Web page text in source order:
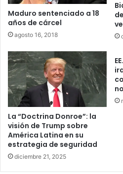
Maduro sentenciado a 18
años de cárcel
agosto 16, 2018
La “Doctrina Donroe”: la
visión de Trump sobre
América Latina en su
estrategia de seguridad
diciembre 21, 2025